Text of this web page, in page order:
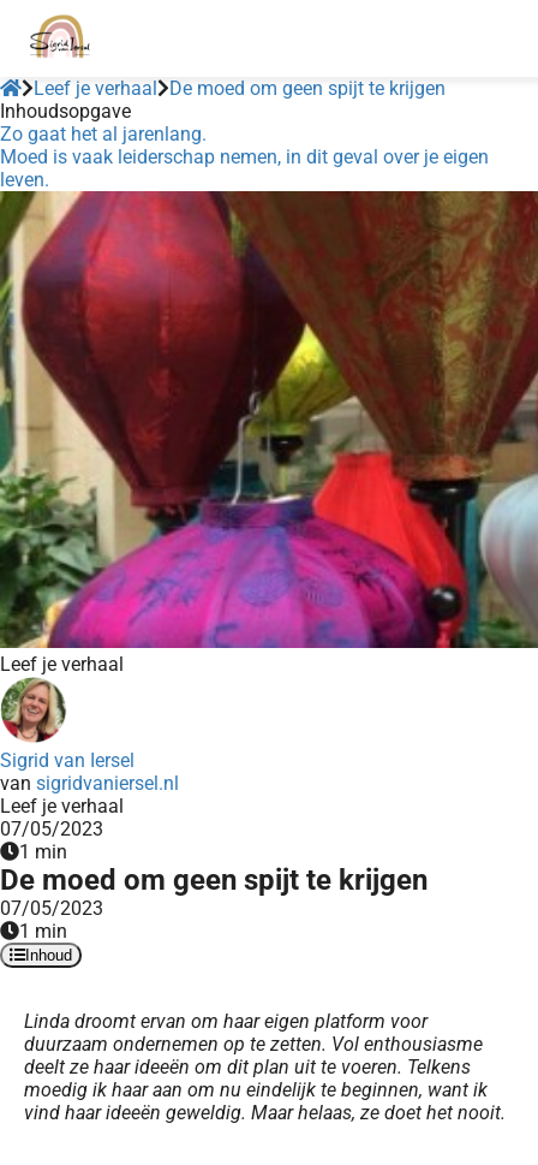
Leef je verhaal
De moed om geen spijt te krijgen
Inhoudsopgave
Zo gaat het al jarenlang.
Moed is vaak leiderschap nemen, in dit geval over je eigen
leven.
Leef je verhaal
Sigrid van Iersel
van sigridvaniersel.nl
Leef je verhaal
07/05/2023
1 min
De moed om geen spijt te krijgen
07/05/2023
1 min
Inhoud
Linda droomt ervan om haar eigen platform voor
duurzaam ondernemen op te zetten. Vol enthousiasme
deelt ze haar ideeën om dit plan uit te voeren. Telkens
moedig ik haar aan om nu eindelijk te beginnen, want ik
vind haar ideeën geweldig. Maar helaas, ze doet het nooit.